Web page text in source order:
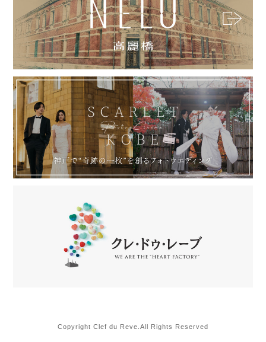
Copyright Clef du Reve.All Rights Reserved